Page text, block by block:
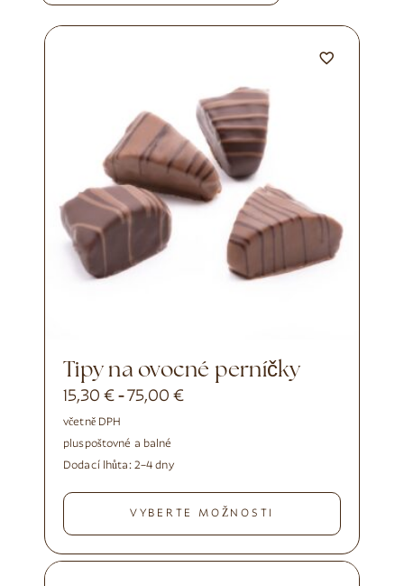
Tipy na ovocné perníčky
15,30€ -75,00€
včetně DPH
pluspoštovné a balné
Dodací lhůta: 2–4 dny
VYBERTE MOŽNOSTI